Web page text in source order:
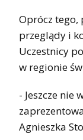
Oprócz tego,
przeglądy i
Uczestnicy
w regionie
- Jeszcze
Agnieszka